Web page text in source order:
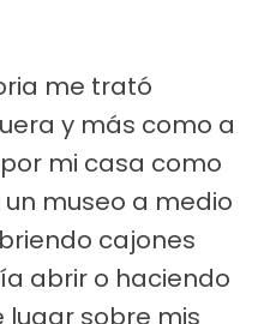
me trató
y más como a
mi casa como
museo a medio
cajones
abrir o haciendo
sobre mis